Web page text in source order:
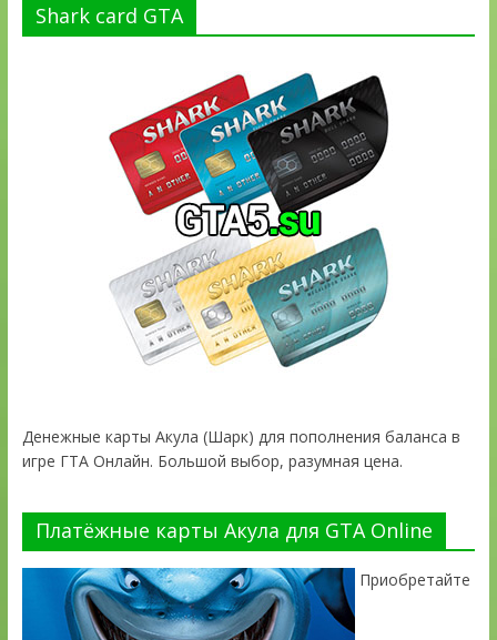
Shark card GTA
Денежные карты Акула (Шарк) для пополнения баланса в
игре ГТА Онлайн. Большой выбор, разумная цена.
Платёжные карты Акула для GTA Online
Приобретайте